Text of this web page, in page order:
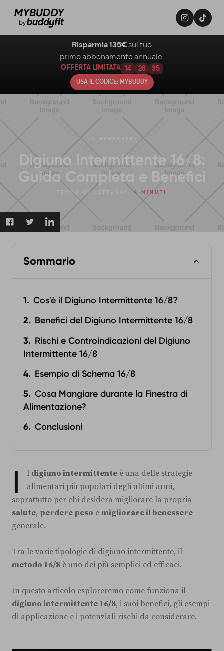
Digiuno Intermittente 16/8:
Guida Completa e Benefici
TEMPO DI LETTURA: 4 MINUTI
Sommario
Cos'è il Digiuno Intermittente 16/8?
Benefici del Digiuno Intermittente 16/8
Rischi e Controindicazioni del Digiuno
Intermittente 16/8
Esempio di Schema 16/8
Cosa Mangiare durante la Finestra di
Alimentazione?‍
Conclusioni
I l digiuno intermittente è una delle strategie
alimentari più popolari degli ultimi anni,
soprattutto per chi desidera migliorare la propria
salute, perdere peso e migliorare il benessere
generale.
Tra le varie tipologie di digiuno intermittente, il
metodo 16/8 è uno dei più semplici ed efficaci.
In questo articolo esploreremo come funziona il
digiuno intermittente 16/8, i suoi benefici, gli esempi
di applicazione e i potenziali rischi da considerare.
Risparmia 135€ sul tuo
primo abbonamento annuale.
OFFERTA LIMITATA 14 28 34
USA IL CODICE: MYBUDDY